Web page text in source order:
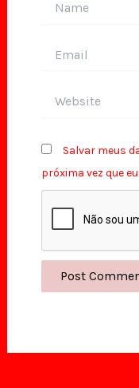
Salvar meus
próxima vez que